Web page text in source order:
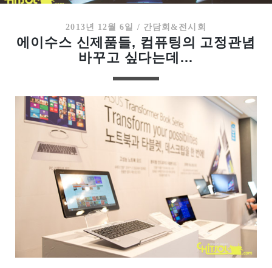
2013년 12월 6일 / 간담회&전시회
에이수스 신제품들, 컴퓨팅의 고정관념
바꾸고 싶다는데…